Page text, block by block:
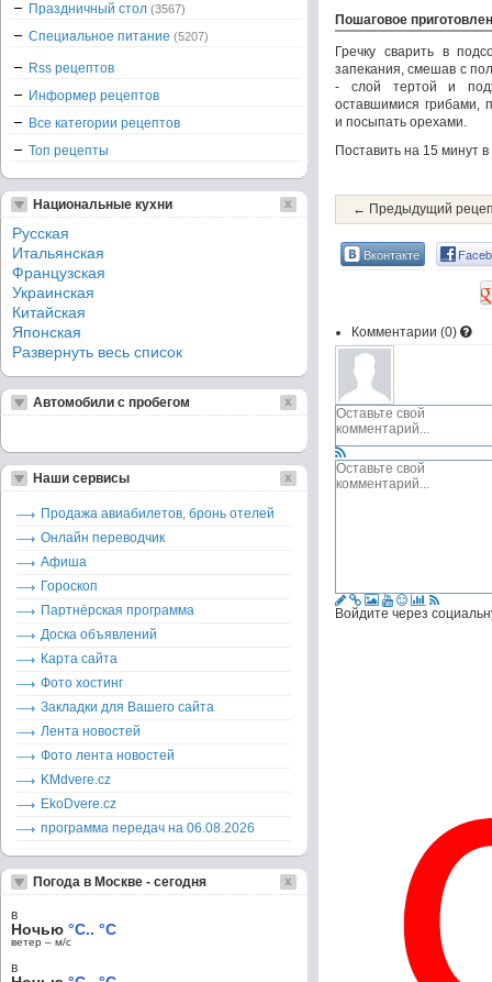
Пошаговое
Гречку сварить в
запекания, смешав с
- слой тертой и
оставшимися грибами,
и посыпать орехами.
Поставить на 15 минут в
← Предыдущий
Вконтакте
Комментарии (0)
Войдите через
Праздничный стол (3567)
Специальное питание (5207)
Rss рецептов
Информер рецептов
Все категории рецептов
Топ рецепты
Национальные кухни
Русская
Итальянская
Французская
Украинская
Китайская
Японская
Развернуть весь список
Автомобили с пробегом
Наши сервисы
Продажа авиабилетов, бронь отелей
Онлайн переводчик
Афиша
Гороскоп
Партнёрская программа
Доска объявлений
Карта сайта
Фото хостинг
Закладки для Вашего сайта
Лента новостей
Фото лента новостей
KMdvere.cz
EkoDvere.cz
программа передач на 06.08.2026
Погода в Москве - сегодня
в
Ночью °C.. °C
ветер – м/c
в